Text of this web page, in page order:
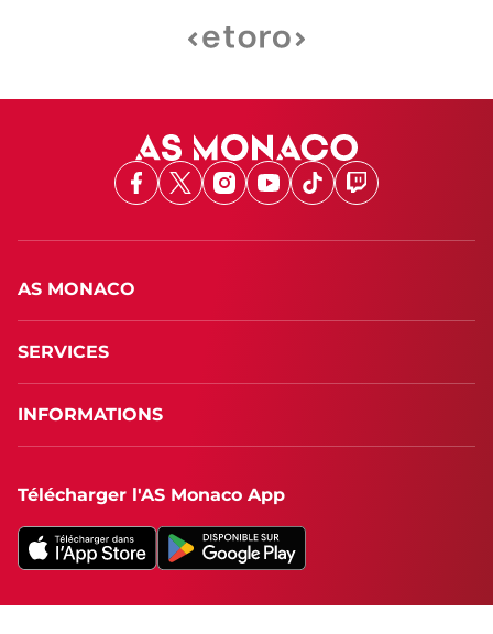
Facebook
X Instagram
Youtube
TikTokTwitch
AS MONACO
SERVICES
INFORMATIONS
Télécharger l'AS Monaco App